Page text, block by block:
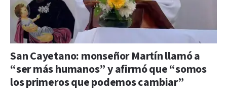
San Cayetano: monseñor Martín llamó a
“ser más humanos” y afirmó que “somos
los primeros que podemos cambiar”